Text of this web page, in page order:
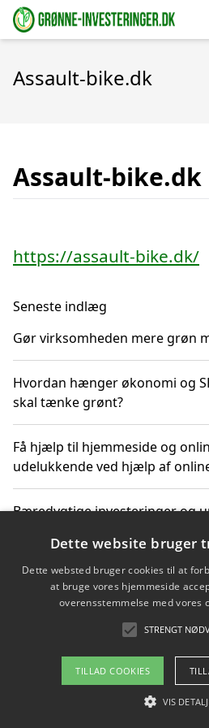
Assault-bike.dk
Assault-bike.dk
https://assault-bike.dk/
Seneste indlæg
Gør virksomheden mere grøn
Hvordan hænger økonomi og
skal tænke grønt?
Få hjælp til hjemmeside og
udelukkende ved hjælp af
Bæredygtige investeringer og
Sådan kan online møder for
grønne investeringer
Copyright 2026 -
Om / kontakt
Dette website bruger
Dette websted bruger cookies til at
at bruge vores hjemmeside
overensstemmelse med vores
STRENGT
TILLAD COOKIES
VIS